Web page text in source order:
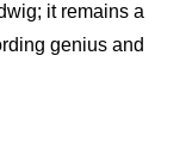
it remains a
genius and